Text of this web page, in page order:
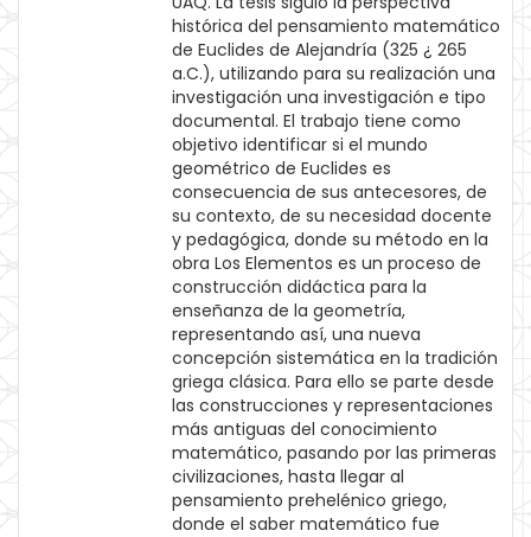
histórica del pensamiento matemático
de Euclides de Alejandría (325 ¿ 265
a.C.), utilizando para su realización una
investigación una investigación e tipo
documental. El trabajo tiene como
objetivo identificar si el mundo
geométrico de Euclides es
consecuencia de sus antecesores, de
su contexto, de su necesidad docente
y pedagógica, donde su método en la
obra Los Elementos es un proceso de
construcción didáctica para la
enseñanza de la geometría,
representando así, una nueva
concepción sistemática en la tradición
griega clásica. Para ello se parte desde
las construcciones y representaciones
más antiguas del conocimiento
matemático, pasando por las primeras
civilizaciones, hasta llegar al
pensamiento prehelénico griego,
donde el saber matemático fue